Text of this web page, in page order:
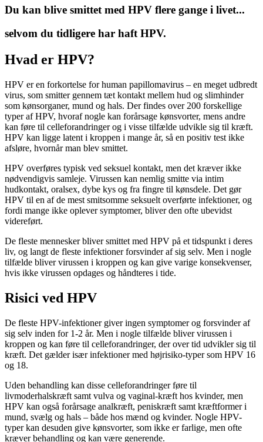
Du kan blive smittet med HPV flere gange i livet...
selvom du tidligere har haft HPV.
Hvad er HPV?
HPV er en forkortelse for human papillomavirus – en meget udbredt
virus, som smitter gennem tæt kontakt mellem hud og slimhinder
som kønsorganer, mund og hals. Der findes over 200 forskellige
typer af HPV, hvoraf nogle kan forårsage kønsvorter, mens andre
kan føre til celleforandringer og i visse tilfælde udvikle sig til kræft.
HPV kan ligge latent i kroppen i mange år, så en positiv test ikke
afsløre, hvornår man blev smittet.
HPV overføres typisk ved seksuel kontakt, men det kræver ikke
nødvendigvis samleje. Virussen kan nemlig smitte via intim
hudkontakt, oralsex, dybe kys og fra fingre til kønsdele. Det gør
HPV til en af de mest smitsomme seksuelt overførte infektioner, og
fordi mange ikke oplever symptomer, bliver den ofte ubevidst
videreført.
De fleste mennesker bliver smittet med HPV på et tidspunkt i deres
liv, og langt de fleste infektioner forsvinder af sig selv. Men i nogle
tilfælde bliver virussen i kroppen og kan give varige konsekvenser,
hvis ikke virussen opdages og håndteres i tide.
Risici ved HPV
De fleste HPV-infektioner giver ingen symptomer og forsvinder af
sig selv inden for 1-2 år. Men i nogle tilfælde bliver virussen i
kroppen og kan føre til celleforandringer, der over tid udvikler sig til
kræft. Det gælder især infektioner med højrisiko-typer som HPV 16
og 18.
Uden behandling kan disse celleforandringer føre til
livmoderhalskræft samt vulva og vaginal-kræft hos kvinder, men
HPV kan også forårsage analkræft, peniskræft samt kræftformer i
mund, svælg og hals – både hos mænd og kvinder. Nogle HPV-
typer kan desuden give kønsvorter, som ikke er farlige, men ofte
kræver behandling og kan være generende.